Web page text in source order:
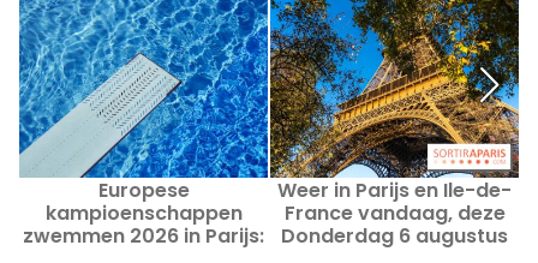
Europese
kampioenschappen
zwemmen 2026 in Parijs:
Weer in Parijs en Ile-de-
France vandaag, deze
Donderdag 6 augustus